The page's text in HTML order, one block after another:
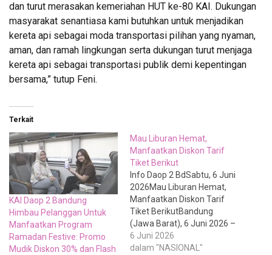
dan turut merasakan kemeriahan HUT ke-80 KAI. Dukungan
masyarakat senantiasa kami butuhkan untuk menjadikan
kereta api sebagai moda transportasi pilihan yang nyaman,
aman, dan ramah lingkungan serta dukungan turut menjaga
kereta api sebagai transportasi publik demi kepentingan
bersama,” tutup Feni.
Terkait
KAI Daop 2 Bandung
Himbau Pelanggan Untuk
Manfaatkan Program
Ramadan Festive: Promo
Mudik Diskon 30% dan Flash
Mau Liburan Hemat,
Manfaatkan Diskon Tarif
Tiket Berikut
Info Daop 2 BdSabtu, 6 Juni
2026Mau Liburan Hemat,
Manfaatkan Diskon Tarif
Tiket BerikutBandung
(Jawa Barat), 6 Juni 2026 –
PT Kereta Api Indonesia
(Persero) melaksanakan
6 Juni 2026
dalam "NASIONAL"